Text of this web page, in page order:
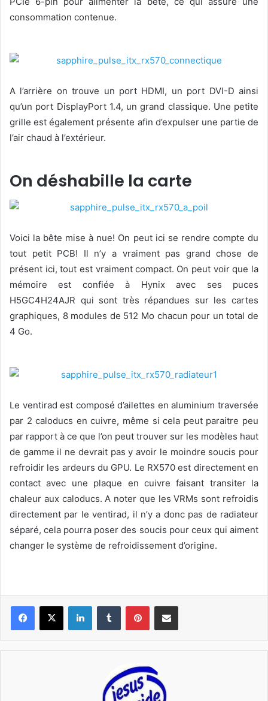
consommation contenue.
A l’arrière on trouve un port HDMI, un port DVI-D ainsi
qu’un port DisplayPort 1.4, un grand classique. Une petite
grille est également présente afin d’expulser une partie de
l’air chaud à l’extérieur.
On déshabille la carte
Voici la bête mise à nue! On peut ici se rendre compte du
tout petit PCB! Il n’y a vraiment pas grand chose de
présent ici, tout est vraiment compact. On peut voir que la
mémoire est confiée à Hynix avec ses puces
H5GC4H24AJR qui sont très répandues sur les cartes
graphiques, 8 modules de 512 Mo chacun pour un total de
4 Go.
Le ventirad est composé d’ailettes en aluminium traversée
par 2 caloducs en cuivre, même si cela peut paraitre peu
par rapport à ce que l’on peut trouver sur les modèles haut
de gamme il ne devrait pas y avoir le moindre soucis pour
refroidir les ardeurs du GPU. Le RX570 est directement en
contact avec une plaque en cuivre faisant transiter la
chaleur aux caloducs. A noter que les VRMs sont refroidis
directement par le ventirad, il n’y a donc pas de radiateur
séparé, cela pourra poser des soucis pour ceux qui aiment
changer le système de refroidissement d’origine.